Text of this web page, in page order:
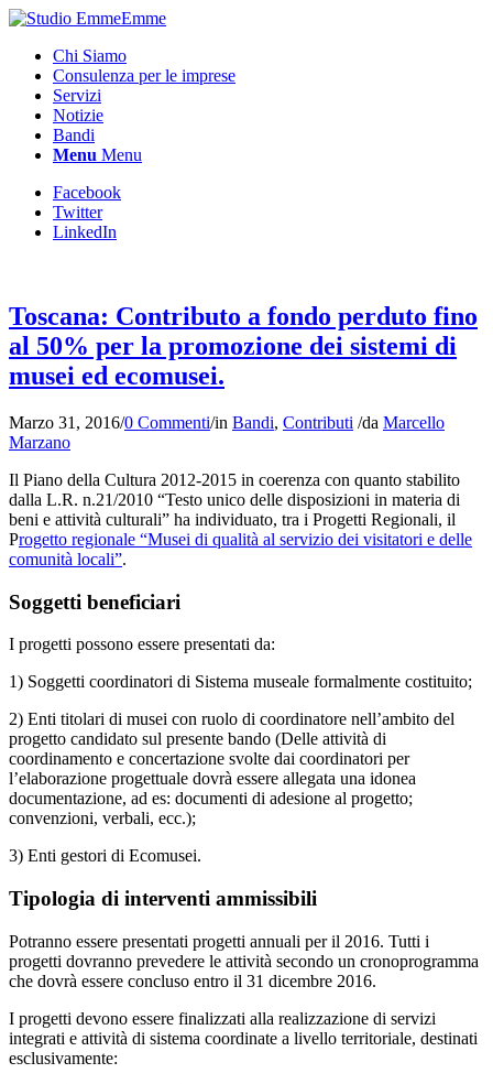
Chi Siamo
Consulenza per le imprese
Servizi
Notizie
Bandi
Menu Menu
Facebook
Twitter
LinkedIn
Toscana: Contributo a fondo perduto fino
al 50% per la promozione dei sistemi di
musei ed ecomusei.
Marzo 31, 2016/0 Commenti/in Bandi, Contributi /da Marcello
Marzano
Il Piano della Cultura 2012-2015 in coerenza con quanto stabilito
dalla L.R. n.21/2010 “Testo unico delle disposizioni in materia di
beni e attività culturali” ha individuato, tra i Progetti Regionali, il
Progetto regionale “Musei di qualità al servizio dei visitatori e delle
comunità locali”.
Soggetti beneficiari
I progetti possono essere presentati da:
1) Soggetti coordinatori di Sistema museale formalmente costituito;
2) Enti titolari di musei con ruolo di coordinatore nell’ambito del
progetto candidato sul presente bando (Delle attività di
coordinamento e concertazione svolte dai coordinatori per
l’elaborazione progettuale dovrà essere allegata una idonea
documentazione, ad es: documenti di adesione al progetto;
convenzioni, verbali, ecc.);
3) Enti gestori di Ecomusei.
Tipologia di interventi ammissibili
Potranno essere presentati progetti annuali per il 2016. Tutti i
progetti dovranno prevedere le attività secondo un cronoprogramma
che dovrà essere concluso entro il 31 dicembre 2016.
I progetti devono essere finalizzati alla realizzazione di servizi
integrati e attività di sistema coordinate a livello territoriale, destinati
esclusivamente: